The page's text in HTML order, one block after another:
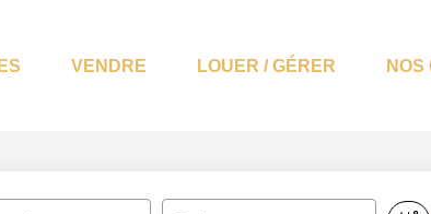
VENDRE LOUER / GÉRER NOS